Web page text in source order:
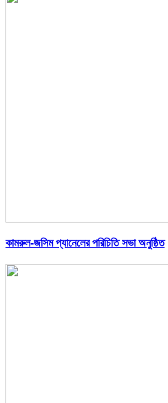
কামরুল-জসিম প্যানেলের পরিচিতি সভা অনুষ্ঠিত